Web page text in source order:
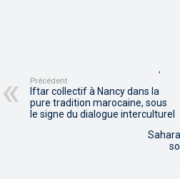
,
Précédent
Iftar collectif à Nancy dans la
pure tradition marocaine, sous
le signe du dialogue interculturel